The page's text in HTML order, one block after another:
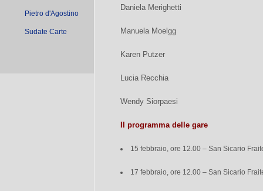
Pietro d'Agostino
Sudate Carte
Daniela Merighetti
Manuela Moelgg
Karen Putzer
Lucia Recchia
Wendy Siorpaesi
Il programma delle gare
15 febbraio, ore 12.00 – San Sicario
17 febbraio, ore 12.00 – San Sicario